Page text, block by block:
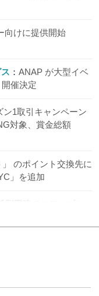
向けに提供開始
ANAP が大型イベ
催決定
1取引キャンペーン
対象、賞金総額
」 のポイント交換先に
」を追加
型円建てステーブル